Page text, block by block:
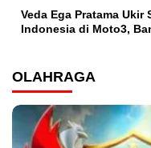
Veda Ega Pratama
Indonesia di Moto3,
OLAHRAGA